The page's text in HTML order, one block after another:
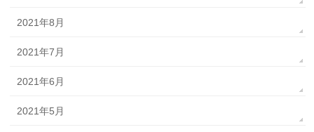
2021年8月
2021年7月
2021年6月
2021年5月